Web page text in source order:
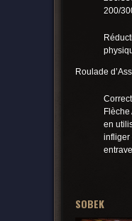
200/
Roulade
en
infliger
SOBEK